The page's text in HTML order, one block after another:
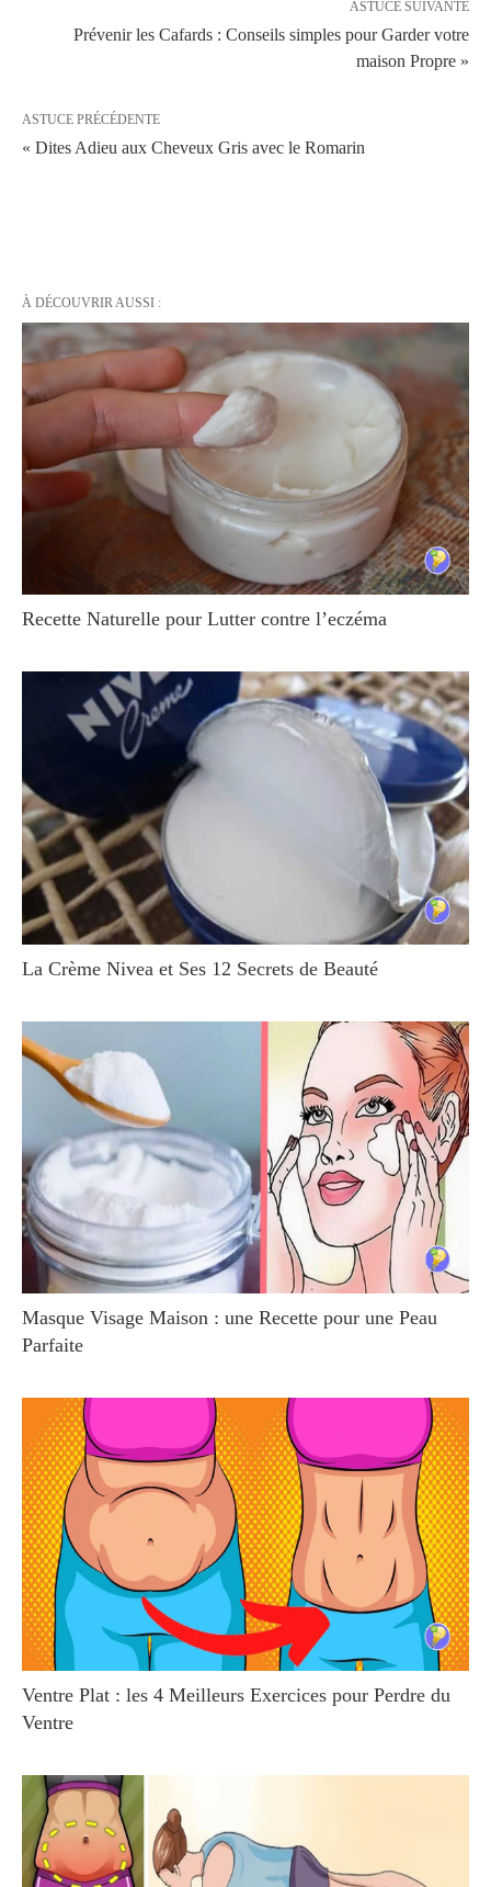
ASTUCE SUIVANTE
Prévenir les Cafards : Conseils simples pour Garder votre
maison Propre »
ASTUCE PRÉCÉDENTE
« Dites Adieu aux Cheveux Gris avec le Romarin
À DÉCOUVRIR AUSSI :
Recette Naturelle pour Lutter contre l’eczéma
La Crème Nivea et Ses 12 Secrets de Beauté
Masque Visage Maison : une Recette pour une Peau
Parfaite
Ventre Plat : les 4 Meilleurs Exercices pour Perdre du
Ventre